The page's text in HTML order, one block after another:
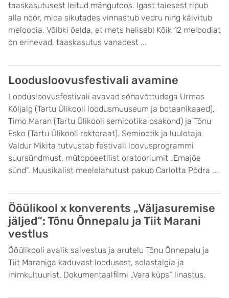
taaskasutusest leitud mängutoos. Igast taiesest ripub
alla nöör, mida sikutades vinnastub vedru ning käivitub
meloodia. Võibki öelda, et mets heliseb! Kõik 12 meloodiat
on erinevad, taaskasutus vanadest ...
Loodusloovusfestivali avamine
Loodusloovusfestivali avavad sõnavõttudega Urmas
Kõljalg (Tartu Ülikooli loodusmuuseum ja botaanikaaed),
Timo Maran (Tartu Ülikooli semiootika osakond) ja Tõnu
Esko (Tartu Ülikooli rektoraat). Semiootik ja luuletaja
Valdur Mikita tutvustab festivali loovusprogrammi
suursündmust, mütopoeetilist oratooriumit „Emajõe
sünd“. Muusikalist meelelahutust pakub Carlotta Põdra ...
Ööülikool x konverents „Väljasuremise
jäljed“: Tõnu Õnnepalu ja Tiit Marani
vestlus
Ööülikooli avalik salvestus ja arutelu Tõnu Õnnepalu ja
Tiit Maraniga kaduvast loodusest, solastalgia ja
inimkultuurist. Dokumentaalfilmi „Vara küps“ linastus.